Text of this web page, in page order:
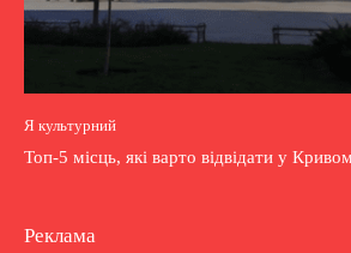
Я культурний
Топ-5 місць, які варто відвідати у
Реклама